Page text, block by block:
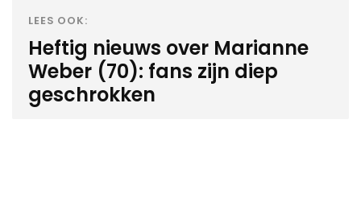
LEES OOK:
Heftig nieuws over Marianne
Weber (70): fans zijn diep
geschrokken